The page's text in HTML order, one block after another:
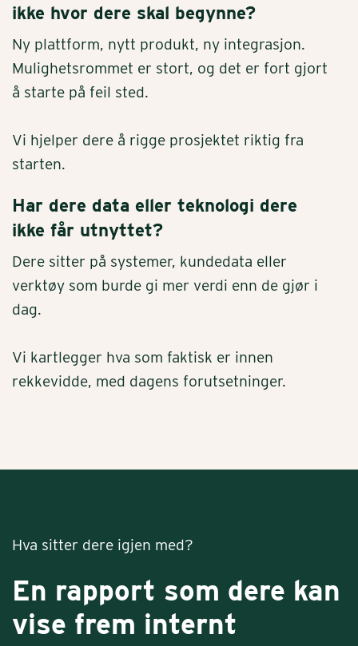
ikke hvor dere skal begynne?
Ny plattform, nytt produkt, ny integrasjon.
Mulighetsrommet er stort, og det er fort gjort
å starte på feil sted.
Vi hjelper dere å rigge prosjektet riktig fra
starten.
Har dere data eller teknologi dere
ikke får utnyttet?
Dere sitter på systemer, kundedata eller
verktøy som burde gi mer verdi enn de gjør i
dag.
Vi kartlegger hva som faktisk er innen
rekkevidde, med dagens forutsetninger.
Hva sitter dere igjen med?
En rapport som dere kan
vise frem internt